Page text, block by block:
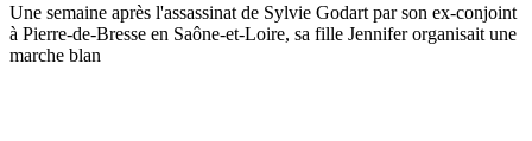
Une semaine après l'assassinat de Sylvie Godart par son ex-conjoint
à Pierre-de-Bresse en Saône-et-Loire, sa fille Jennifer organisait une
marche blan